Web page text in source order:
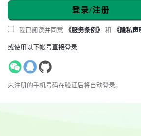
登录/注册
我已阅读并同意 《服务条例》 和 《隐私声
或使用以下帐号直接登录:
未注册的手机号码在验证后将自动登录。